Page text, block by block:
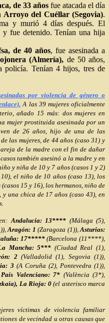
de 33 años fue atacada el día
Arroyo del Cuéllar (Segovia).
y murió 4 días después. El
y fue detenido. Tenían una hija
de 40 años, fue asesinada a
(Almería), de 50 años,
policía. Tenían 4 hijos, tres de
por violencia de género o
A las 39 mujeres oficialmente
añado 15 más: dos mujeres en
mujer prostituida asesinada por un
de 26 años, hijo de una de las
las mujeres, de 44 años (caso 31) y
de la madre con el fin de dañar
también asesinó a la madre y en
y niña de 10 y 7 años (casos 1 y 2)
el niño de 10 años (caso 13), los
15 y 16), los hermanos, niño de
una chica de 17 años (caso 43), en
Andalucía: 13**** (Málaga (5),
Aragón: 1 (Zaragoza (1)), Asturias:
17*****(Barcelona (11****),
Mancha: 5*** (Ciudad Real (1),
2(Valladolid (1), Segovia (1)),
3 (A Coruña (2), Pontevedra (1)),
País Valenciano: 7* (València (3*),
La Rioja: 0 (el asterisco marca
víctimas de violencia familiar
de vecindad u otras causas que